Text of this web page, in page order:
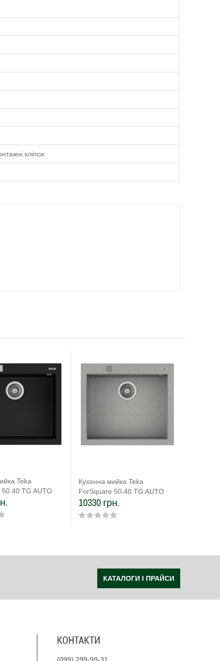
кліпси
Teka
TG AUTO
чорний
Кухонна мийка Teka
ForSquare 50.40 TG AUTO
(115230006) сірий камінь
10330 грн.
КАТАЛОГИ І ПРАЙСИ
КОНТАКТИ
(099) 299-99-31